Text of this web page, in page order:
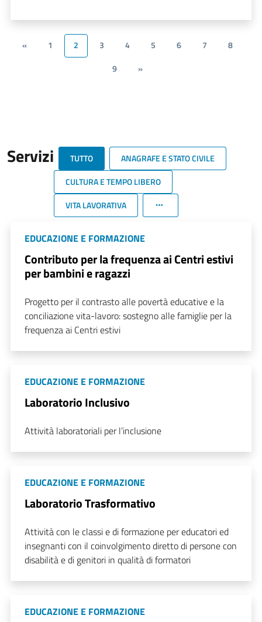
« 1 2 3 4 5 6 7
8
9
»
Servizi TUTTO
ANAGRAFE E STATO CIVILE
CULTURA E TEMPO LIBERO
VITA LAVORATIVA
EDUCAZIONE E FORMAZIONE
Contributo per la frequenza ai Centri estivi
per bambini e ragazzi
Progetto per il contrasto alle povertà educative e la
conciliazione vita-lavoro: sostegno alle famiglie per la
frequenza ai Centri estivi
EDUCAZIONE E FORMAZIONE
Laboratorio Inclusivo
Attività laboratoriali per l’inclusione
EDUCAZIONE E FORMAZIONE
Laboratorio Trasformativo
Attività con le classi e di formazione per educatori ed
insegnanti con il coinvolgimento diretto di persone con
disabilità e di genitori in qualità di formatori
EDUCAZIONE E FORMAZIONE